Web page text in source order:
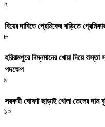
৭
বিয়ের দাবিতে প্রেমিকের বাড়িতে
৮
হরিরামপুরে নিম্নমানের খোয়া দিয়ে
পদক্ষেপ
৯
সরকারী ঘােষণা ছাড়াই খােলা তেলের দাম
১০